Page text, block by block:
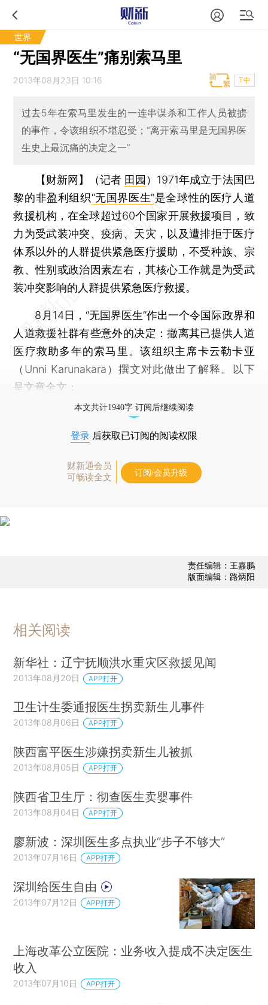
世界
“无国界医生”痛别索马里
2013年08月23日 10:16 T中
过去5年在索马里发生的一连串谋杀和工作人员被掳
的事件，令该组织不堪忍受；“离开索马里是无国界医
生史上最沉痛的决定之一”
【财新网】（记者 田园 ） 1971年成立于法国巴
黎的非盈利组织“无国界医生”是全球性的医疗人道
救援机构，在全球超过60个国家开展救援项目，致
力为受武装冲突、疫病、天灾，以及遭排拒于医疗
体系以外的人群提供紧急医疗援助，不受种族、宗
教、性别或政治因素左右，其核心工作就是为受武
装冲突影响的人群提供紧急医疗救援。
8月14日，“无国界医生”作出一个令国际政界和
人道救援社群有些意外的决定：撤离其已提供人道
医疗救助多年的索马里。该组织主席卡云勒卡亚
（Unni Karunakara）撰文对此做出了解释。以下
是文章全文：
本文共计1940字 订阅后继续阅读
登录 后获取已订阅的阅读权限
财新通会员
可畅读全文
订阅/会员升级
责任编辑：王嘉鹏
版面编辑：路炳阳
相关阅读
新华社：辽宁抚顺洪水重灾区救援见闻
2013年08月20日 APP打开
卫生计生委通报医生拐卖新生儿事件
2013年08月06日 APP打开
陕西富平医生涉嫌拐卖新生儿被抓
2013年08月05日 APP打开
陕西省卫生厅：彻查医生卖婴事件
2013年08月04日 APP打开
廖新波：深圳医生多点执业“步子不够大”
2013年07月16日 APP打开
深圳给医生自由
2013年07月12日 APP打开
上海改革公立医院：业务收入提成不决定医生
收入
2013年07月10日 APP打开